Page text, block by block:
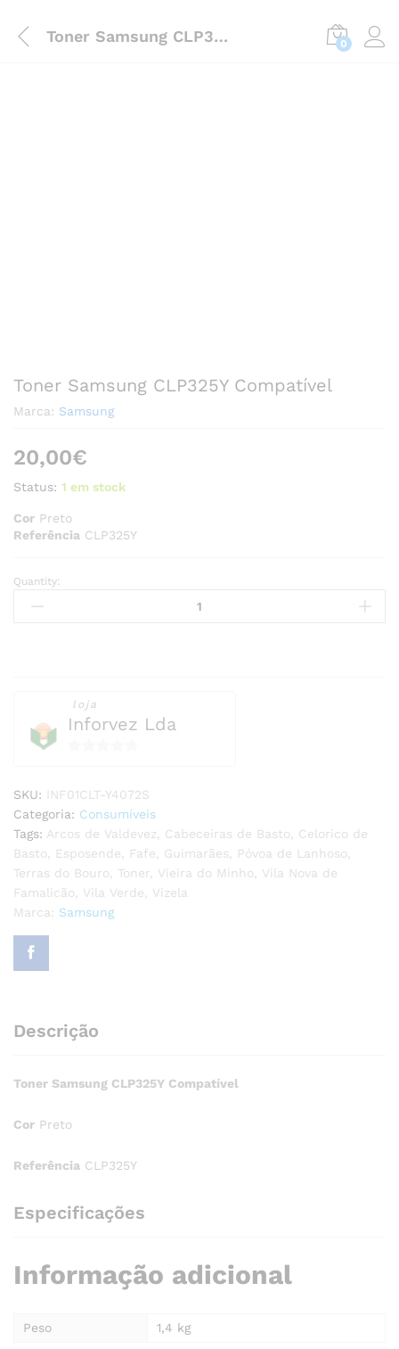
Toner Samsung CLP325Y Compatível 0
Toner Samsung CLP325Y Compatível
Marca: Samsung
20,00€
Status: 1 em stock
Cor Preto
Referência CLP325Y
Toner
Samsung
Quantity:
loja
Inforvez Lda
SKU:
INF01CLT-Y4072S
Categoria: Consumíveis
Tags: Arcos de Valdevez Cabeceiras de Basto
Celorico de
Basto
Esposende Fafe Guimarães Póvoa de Lanhoso
Terras do Bouro
Toner Vieira do Minho
Vila Nova de
Famalicão
Vila Verde
Vizela
Marca: Samsung
Descrição
Toner Samsung CLP325Y Compatível
Cor Preto
Referência CLP325Y
Especificações
Informação adicional
Peso 1,4 kg